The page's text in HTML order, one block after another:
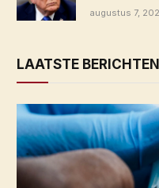
augustus 7,
LAATSTE BERICHTEN